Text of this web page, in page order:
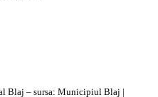
Blaj – sursa: Municipiul Blaj |